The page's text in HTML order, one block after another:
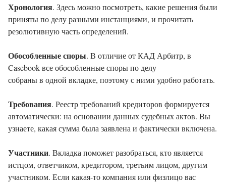
Хронология. Здесь можно посмотреть, какие решения были
приняты по делу разными инстанциями, и прочитать
резолютивную часть определений.
Обособленные споры. В отличие от КАД Арбитр, в
Casebook все обособленные споры по делу
собраны в одной вкладке, поэтому с ними удобно работать.
Требования. Реестр требований кредиторов формируется
автоматически: на основании данных судебных актов. Вы
узнаете, какая сумма была заявлена и фактически включена.
Участники. Вкладка поможет разобраться, кто является
истцом, ответчиком, кредитором, третьим лицом, другим
участником. Если какая-то компания или физлицо вас